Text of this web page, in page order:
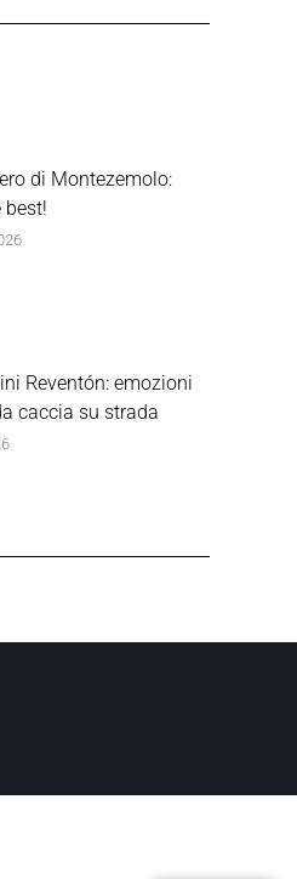
di Montezemolo:
best!
Reventón: emozioni
caccia su strada